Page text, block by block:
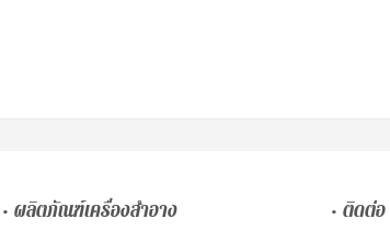
• ผลิตภัณฑ์เครื่องสำอาง • ติดต่อ